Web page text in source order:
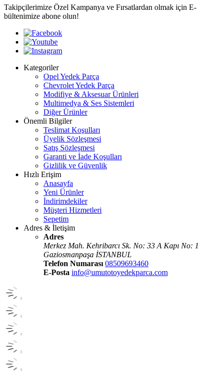
Takipçilerimize Özel Kampanya ve Fırsatlardan olmak için E-
bültenimize abone olun!
Kategoriler
Opel Yedek Parça
Chevrolet Yedek Parça
Modifiye & Aksesuar Ürünleri
Multimedya & Ses Sistemleri
Diğer Ürünler
Önemli Bilgiler
Teslimat Koşulları
Üyelik Sözleşmesi
Satış Sözleşmesi
Garanti ve İade Koşulları
Gizlilik ve Güvenlik
Hızlı Erişim
Anasayfa
Yeni Ürünler
İndirimdekiler
Müşteri Hizmetleri
Sepetim
Adres & İletişim
Adres
Merkez Mah. Kehribarcı Sk. No: 33 A Kapı No: 1
Gaziosmanpaşa İSTANBUL
Telefon Numarası 08509693460
E-Posta info@umutotoyedekparca.com